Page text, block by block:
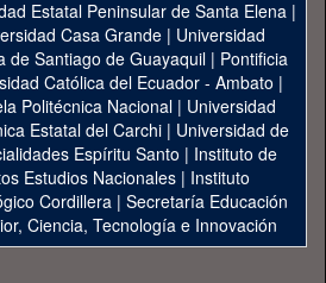
Estatal Peninsular de Santa Elena|
Casa Grande | Universidad
de Santiago de Guayaquil| Pontificia
Católica del Ecuador - Ambato |
Politécnica Nacional| Universidad
Estatal del Carchi| Universidad de
Espíritu Santo | Instituto de
Estudios Nacionales | Instituto
Cordillera | Secretaría Educación
Ciencia, Tecnología e Innovación